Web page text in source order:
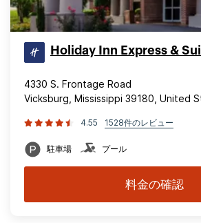
Holiday Inn Express &
4330 S. Frontage Road
Vicksburg, Mississippi 39180, United
4.55 1528件のレビュー
駐車場 プール
料金の確認